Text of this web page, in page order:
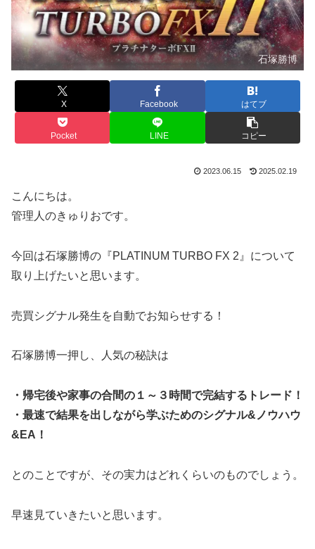
石塚勝博
X Facebook はてブ
Pocket LINE コピー
2023.06.15 2025.02.19
こんにちは。
管理人のきゅりおです。
今回は石塚勝博の『PLATINUM TURBO FX 2』について
取り上げたいと思います。
売買シグナル発生を自動でお知らせする！
石塚勝博一押し、人気の秘訣は
・帰宅後や家事の合間の１～３時間で完結するトレード！
・最速で結果を出しながら学ぶためのシグナル&ノウハウ
&EA！
とのことですが、その実力はどれくらいのものでしょう。
早速見ていきたいと思います。